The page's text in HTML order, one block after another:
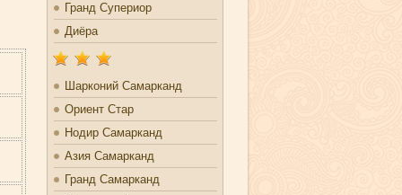
Гранд Супериор
Диёра
Шарконий Самарканд
Ориент Стар
Нодир Самарканд
Азия Самарканд
Гранд Самарканд